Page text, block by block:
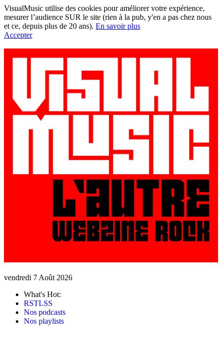
VisualMusic utilise des cookies pour améliorer votre expérience,
mesurer l’audience SUR le site (rien à la pub, y'en a pas chez nous
et ce, depuis plus de 20 ans). En savoir plus
Accepter
vendredi 7 Août 2026
What's Hot:
RSTLSS
Nos podcasts
Nos playlists